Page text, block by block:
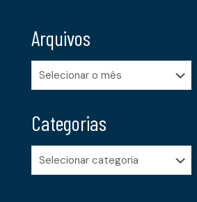
Arquivos
Arquivos
Categorias
Categorias